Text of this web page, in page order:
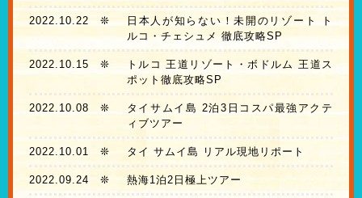
2022.10.22 ❊
日本人が知らない！未開のリゾート ト
ルコ・チェシュメ 徹底攻略SP
2022.10.15 ❊
トルコ 王道リゾート・ボドルム 王道ス
ポット徹底攻略SP
2022.10.08 ❊
タイサムイ島 2泊3日コスパ最強アクテ
ィブツアー
2022.10.01 ❊ タイ サムイ島 リアル現地リポート
2022.09.24 ❊ 熱海1泊2日極上ツアー